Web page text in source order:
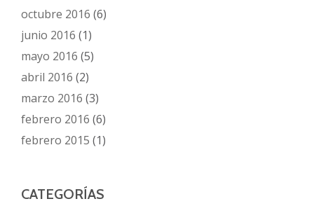
octubre 2016 (6)
junio 2016 (1)
mayo 2016 (5)
abril 2016 (2)
marzo 2016 (3)
febrero 2016 (6)
febrero 2015 (1)
CATEGORÍAS